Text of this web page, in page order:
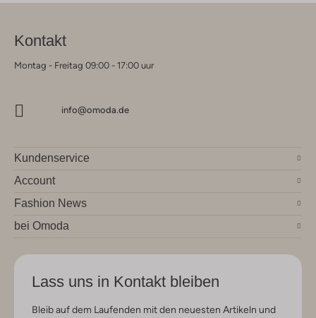
Kontakt
Montag - Freitag 09:00 - 17:00 uur
info@omoda.de
Kundenservice
Account
Fashion News
bei Omoda
Lass uns in Kontakt bleiben
Bleib auf dem Laufenden mit den neuesten Artikeln und